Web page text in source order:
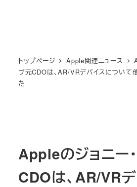
トップページ Apple関連ニュース
ブ元CDOは、AR/VRデバイスについて
た
Appleのジョニー
CDOは、AR/VR